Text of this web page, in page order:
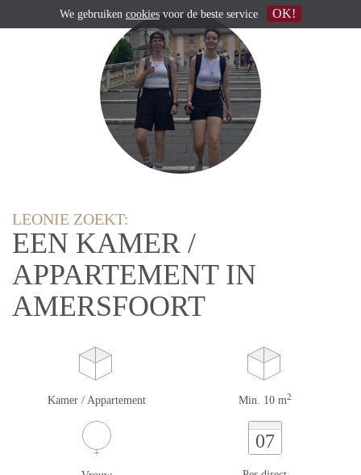
LEONIE ZOEKT:
EEN KAMER /
APPARTEMENT IN
AMERSFOORT
Kamer / Appartement Min. 10 m2
07
We gebruiken cookies voor de beste service OK!